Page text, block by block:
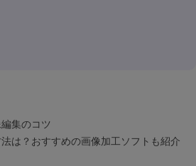
集のコツ
は？おすすめの画像加工ソフトも紹介